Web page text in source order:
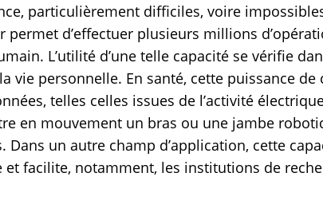
particulièrement difficiles, voire
permet d’effectuer plusieurs millions
L’utilité d’une telle capacité se vérifie
vie personnelle. En santé, cette puissance de
telles celles issues de l’activité
en mouvement un bras ou une jambe
Dans un autre champ d’application, cette
et facilite, notamment, les institutions de